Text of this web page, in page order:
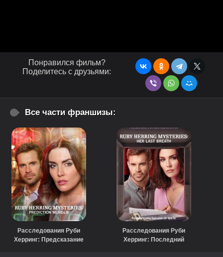
Понравился фильм?
Поделитесь с друзьями:
Все части франшизы:
Расследования Руби
Херринг: Предсказание
Расследования Руби
Херринг: Последний